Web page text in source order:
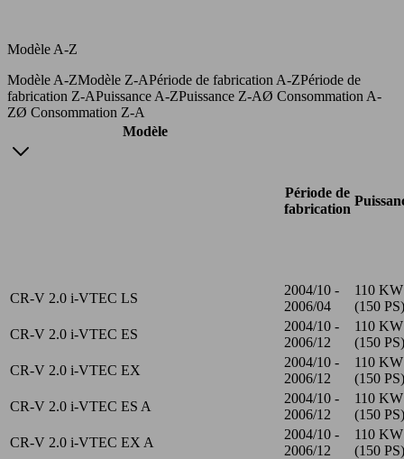
Modèle A-Z
Modèle A-ZModèle Z-APériode de fabrication A-ZPériode de
fabrication Z-APuissance A-ZPuissance Z-AØ Consommation A-
ZØ Consommation Z-A
Modèle
Période de
fabrication
CR-V 2.0 i-VTEC LS
2004/10 -
2006/04
110 KW
(150 PS)
CR-V 2.0 i-VTEC ES
2004/10 -
2006/12
110 KW
(150 PS)
CR-V 2.0 i-VTEC EX
2004/10 -
2006/12
110 KW
(150 PS)
CR-V 2.0 i-VTEC ES A
2004/10 -
2006/12
110 KW
(150 PS)
CR-V 2.0 i-VTEC EX A
2004/10 -
2006/12
110 KW
(150 PS)